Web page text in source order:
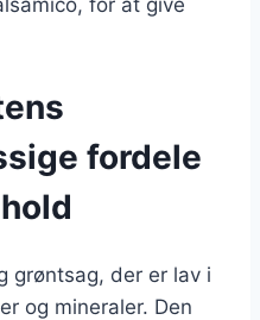
for at give
fordele
grøntsag, der er lav i
og mineraler. Den